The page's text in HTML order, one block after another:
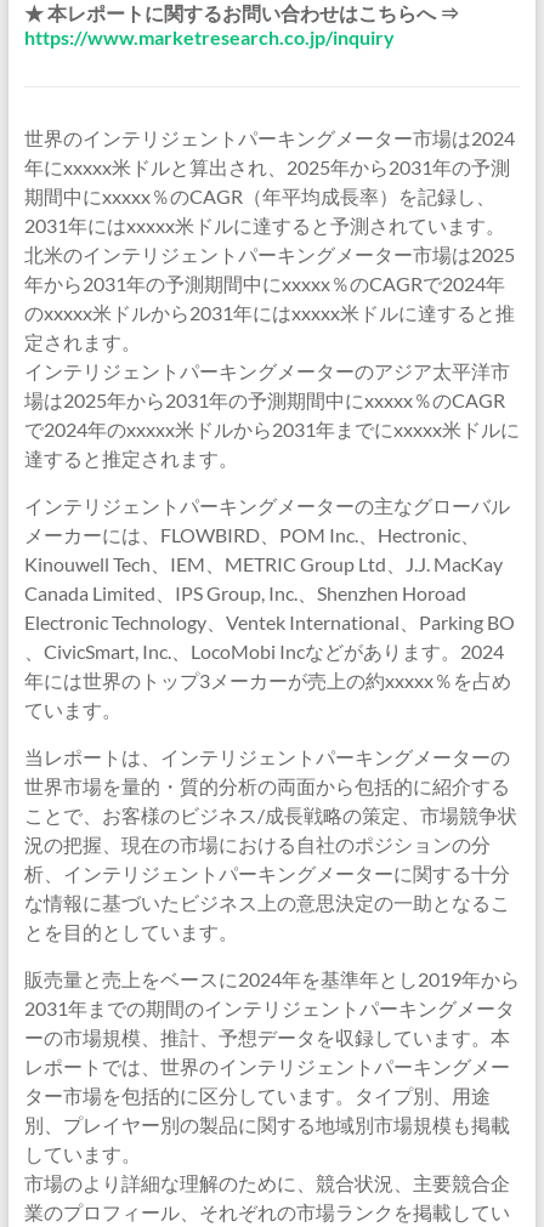
★ 本レポートに関するお問い合わせはこちらへ ⇒
https://www.marketresearch.co.jp/inquiry
世界のインテリジェントパーキングメーター市場は2024
年にxxxxx米ドルと算出され、2025年から2031年の予測
期間中にxxxxx％のCAGR（年平均成長率）を記録し、
2031年にはxxxxx米ドルに達すると予測されています。
北米のインテリジェントパーキングメーター市場は2025
年から2031年の予測期間中にxxxxx％のCAGRで2024年
のxxxxx米ドルから2031年にはxxxxx米ドルに達すると推
定されます。
インテリジェントパーキングメーターのアジア太平洋市
場は2025年から2031年の予測期間中にxxxxx％のCAGR
で2024年のxxxxx米ドルから2031年までにxxxxx米ドルに
達すると推定されます。
インテリジェントパーキングメーターの主なグローバル
メーカーには、FLOWBIRD、POM Inc.、Hectronic、
Kinouwell Tech、IEM、METRIC Group Ltd、J.J. MacKay
Canada Limited、IPS Group, Inc.、Shenzhen Horoad
Electronic Technology、Ventek International、Parking BO
、CivicSmart, Inc.、LocoMobi Incなどがあります。2024
年には世界のトップ3メーカーが売上の約xxxxx％を占め
ています。
当レポートは、インテリジェントパーキングメーターの
世界市場を量的・質的分析の両面から包括的に紹介する
ことで、お客様のビジネス/成長戦略の策定、市場競争状
況の把握、現在の市場における自社のポジションの分
析、インテリジェントパーキングメーターに関する十分
な情報に基づいたビジネス上の意思決定の一助となるこ
とを目的としています。
販売量と売上をベースに2024年を基準年とし2019年から
2031年までの期間のインテリジェントパーキングメータ
ーの市場規模、推計、予想データを収録しています。本
レポートでは、世界のインテリジェントパーキングメー
ター市場を包括的に区分しています。タイプ別、用途
別、プレイヤー別の製品に関する地域別市場規模も掲載
しています。
市場のより詳細な理解のために、競合状況、主要競合企
業のプロフィール、それぞれの市場ランクを掲載してい